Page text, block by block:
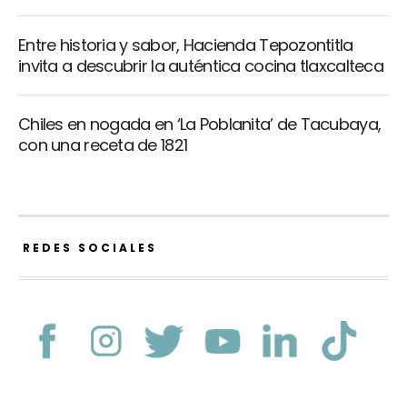
Entre historia y sabor, Hacienda Tepozontitla
invita a descubrir la auténtica cocina tlaxcalteca
Chiles en nogada en ‘La Poblanita’ de Tacubaya,
con una receta de 1821
REDES SOCIALES